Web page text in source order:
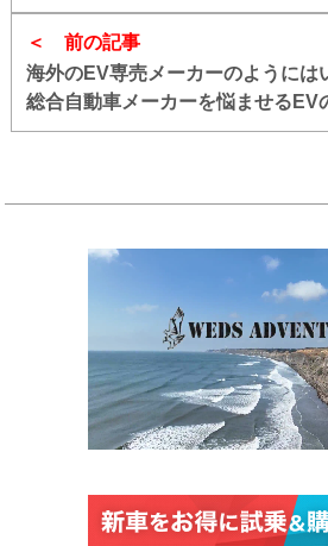
前の記事
海外のEV専売メーカーのように
総合自動車メーカーを悩ませるEV
充」も「納期短縮」も難しい裏事
は